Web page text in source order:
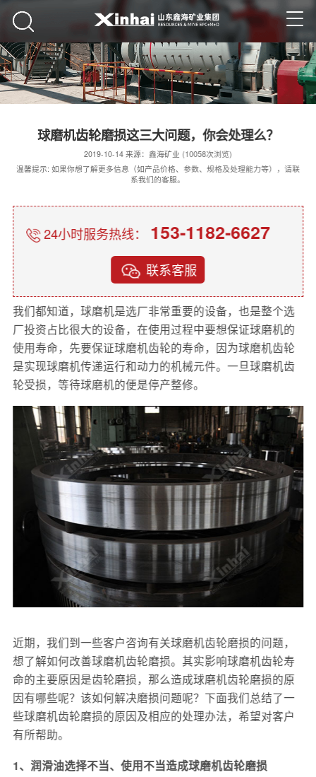
球磨机齿轮磨损这三大问题，你会处理么？
2019-10-14 来源：鑫海矿业 (10058次浏览)
温馨提示: 如果你想了解更多信息（如产品价格、参数、规格及处理能力等），请联
系我们的客服。
24小时服务热线： 153-1182-6627
联系客服
我们都知道，球磨机是选厂非常重要的设备，也是整个选
厂投资占比很大的设备，在使用过程中要想保证球磨机的
使用寿命，先要保证球磨机齿轮的寿命，因为球磨机齿轮
是实现球磨机传递运行和动力的机械元件。一旦球磨机齿
轮受损，等待球磨机的便是停产整修。
近期，我们到一些客户咨询有关球磨机齿轮磨损的问题，
想了解如何改善球磨机齿轮磨损。其实影响球磨机齿轮寿
命的主要原因是齿轮磨损，那么造成球磨机齿轮磨损的原
因有哪些呢？该如何解决磨损问题呢？下面我们总结了一
些球磨机齿轮磨损的原因及相应的处理办法，希望对客户
有所帮助。
1、润滑油选择不当、使用不当造成球磨机齿轮磨损